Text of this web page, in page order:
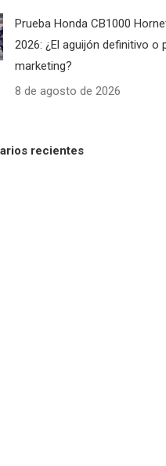
Prueba Honda CB1000
2026: ¿El aguijón definitivo o
marketing?
8 de agosto de 2026
recientes